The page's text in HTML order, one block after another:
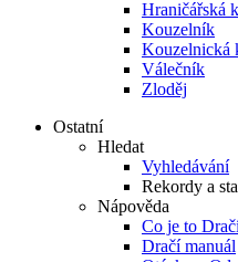
Hraničářská
Kouzelník
Kouzelnická
Válečník
Zloděj
Ostatní
Hledat
Vyhledávání
Rekordy a
Nápověda
Co je to
Dračí manuál